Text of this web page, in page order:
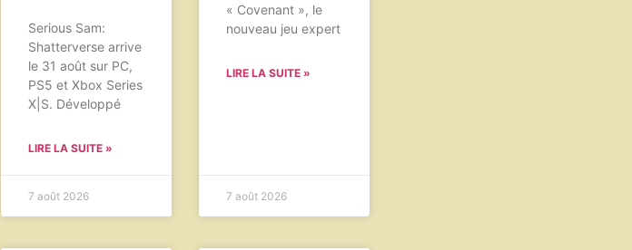
Serious Sam:
Shatterverse arrive
le 31 août sur PC,
PS5 et Xbox Series
X|S. Développé
LIRE LA SUITE »
7 août 2026
« Covenant », le
nouveau jeu expert
LIRE LA SUITE »
7 août 2026